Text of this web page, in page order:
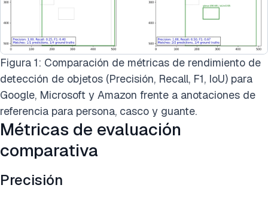
Figura 1: Comparación de métricas de rendimiento de
detección de objetos (Precisión, Recall, F1, IoU) para
Google, Microsoft y Amazon frente a anotaciones de
referencia para persona, casco y guante.
Métricas de evaluación
comparativa
Precisión